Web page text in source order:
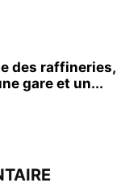
des raffineries,
gare et un...